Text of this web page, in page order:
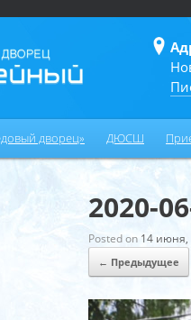
дворец» ДЮСШ
2020-
Posted on 14 июня,
← Предыдущее